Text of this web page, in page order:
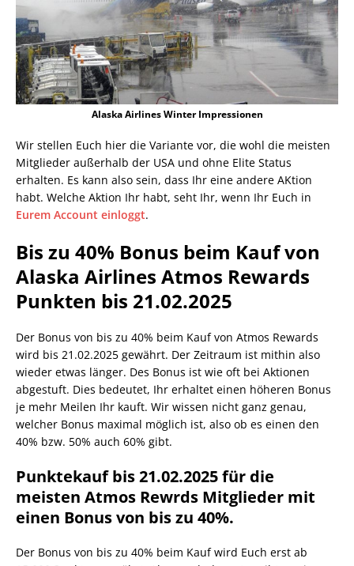
Alaska Airlines Winter Impressionen
Wir stellen Euch hier die Variante vor, die wohl die meisten
Mitglieder außerhalb der USA und ohne Elite Status
erhalten. Es kann also sein, dass Ihr eine andere AKtion
habt. Welche Aktion Ihr habt, seht Ihr, wenn Ihr Euch in
Eurem Account einloggt.
Bis zu 40% Bonus beim Kauf von
Alaska Airlines Atmos Rewards
Punkten bis 21.02.2025
Der Bonus von bis zu 40% beim Kauf von Atmos Rewards
wird bis 21.02.2025 gewährt. Der Zeitraum ist mithin also
wieder etwas länger. Des Bonus ist wie oft bei Aktionen
abgestuft. Dies bedeutet, Ihr erhaltet einen höheren Bonus
je mehr Meilen Ihr kauft. Wir wissen nicht ganz genau,
welcher Bonus maximal möglich ist, also ob es einen den
40% bzw. 50% auch 60% gibt.
Punktekauf bis 21.02.2025 für die
meisten Atmos Rewrds Mitglieder mit
einen Bonus von bis zu 40%.
Der Bonus von bis zu 40% beim Kauf wird Euch erst ab